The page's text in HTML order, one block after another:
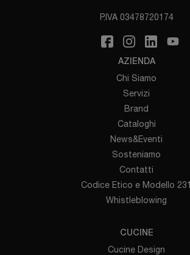
P.IVA 03478720174
AZIENDA
Chi Siamo
Servizi
Brand
Cataloghi
News&Eventi
Sosteniamo
Contatti
Codice Etico e Modello 231
Whistleblowing
CUCINE
Cucine Design